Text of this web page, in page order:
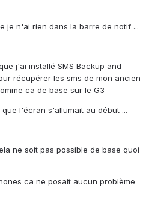
je n'ai rien dans la barre de notif ...
j'ai installé SMS Backup and
récupérer les sms de mon ancien
ca de base sur le G3
l'écran s'allumait au début ...
ne soit pas possible de base quoi
ca ne posait aucun problème